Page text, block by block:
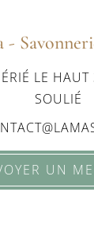
-
LE
SOULIÉ
UN